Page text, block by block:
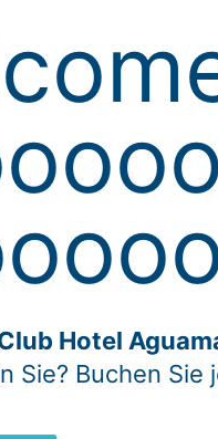
Hotel
Sie? Buchen Sie